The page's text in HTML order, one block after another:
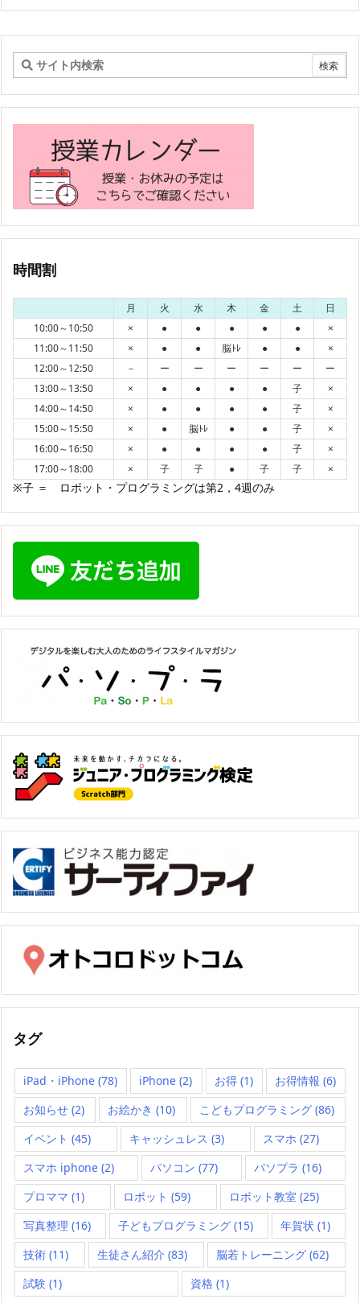
時間割
月 火 水 木 金 土
日
10:00～10:50
× ● ● ● ● ●
×
11:00～11:50
× ● ● 脳ﾄﾚ ● ●
×
12:00～12:50
－ ー ー ー ー ー
ー
13:00～13:50
× ● ● ● ● 子
×
14:00～14:50
× ● ● ● ● 子
×
15:00～15:50
× ● 脳ﾄﾚ ● ● 子
×
16:00～16:50
× ● ● ● ● 子
×
17:00～18:00
× 子 子 ● 子 子 ×
※子 ＝ ロボット・プログラミングは第2，4週のみ
タグ
iPad・iPhone (78) iPhone (2) お得(1) お得情報 (6)
お知らせ (2) お絵かき (10) こどもプログラミング(86)
イベント (45) キャッシュレス (3) スマホ (27)
スマホ iphone (2) パソコン (77) パソプラ (16)
プロママ (1) ロボット (59) ロボット教室 (25)
写真整理 (16) 子どもプログラミング (15) 年賀状 (1)
技術 (11) 生徒さん紹介 (83) 脳若トレーニング (62)
試験 (1) 資格 (1)